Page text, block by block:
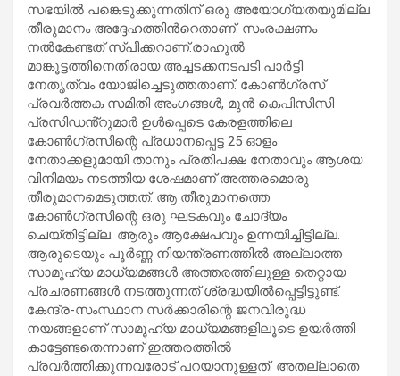
സഭയിൽ പങ്കെടുക്കുന്നതിന് ഒരു അയോഗ്യതയുമില്ല.
തീരുമാനം അദ്ദേഹത്തിൻറെതാണ്. സംരക്ഷണം
നൽകേണ്ടത് സ്പീക്കറാണ്.രാഹുൽ
മാങ്കൂട്ടത്തിനെതിരായ അച്ചടക്കനടപടി പാർട്ടി
നേതൃത്വം യോജിച്ചെടുത്തതാണ്. കോൺഗ്രസ്
പ്രവർത്തക സമിതി അംഗങ്ങൾ, മുൻ കെപിസിസി
പ്രസിഡൻ്റുമാർ ഉൾപ്പെടെ കേരളത്തിലെ
കോൺഗ്രസിന്റെ പ്രധാനപ്പെട്ട 25 ഓളം
നേതാക്കളുമായി താനും പ്രതിപക്ഷ നേതാവും ആശയ
വിനിമയം നടത്തിയ ശേഷമാണ് അത്തരമൊരു
തീരുമാനമെടുത്തത്. ആ തീരുമാനത്തെ
കോൺഗ്രസിന്റെ ഒരു ഘടകവും ചോദ്യം
ചെയ്തിട്ടില്ല. ആരും ആക്ഷേപവും ഉന്നയിച്ചിട്ടില്ല.
ആരുടെയും പൂർണ്ണ നിയന്ത്രണത്തിൽ അല്ലാത്ത
സാമൂഹ്യ മാധ്യമങ്ങൾ അത്തരത്തിലുള്ള തെറ്റായ
പ്രചരണങ്ങൾ നടത്തുന്നത് ശ്രദ്ധയിൽപ്പെട്ടിട്ടുണ്ട്.
കേന്ദ്ര-സംസ്ഥാന സർക്കാരിന്റെ ജനവിരുദ്ധ
നയങ്ങളാണ് സാമൂഹ്യ മാധ്യമങ്ങളിലൂടെ ഉയർത്തി
കാട്ടേണ്ടതെന്നാണ് ഇത്തരത്തിൽ
പ്രവർത്തിക്കുന്നവരോട് പറയാനുള്ളത്. അതല്ലാതെ